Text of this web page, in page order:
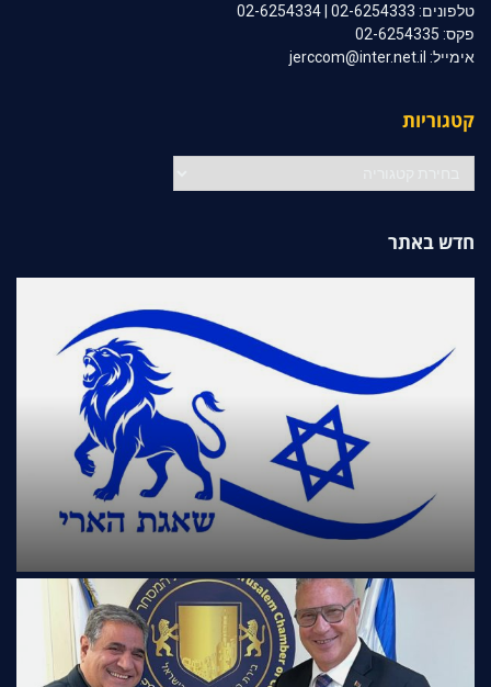
טלפונים: 02-6254333 | 02-6254334
פקס: 02-6254335
אימייל: jerccom@inter.net.il
קטגוריות
חדש באתר